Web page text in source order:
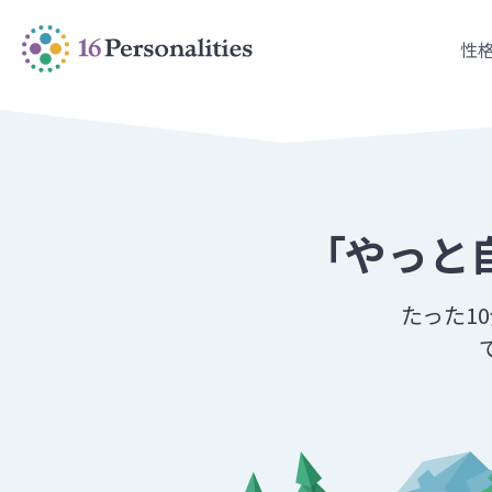
アクセシビリティオプションへスキップ
性
「やっ
たった